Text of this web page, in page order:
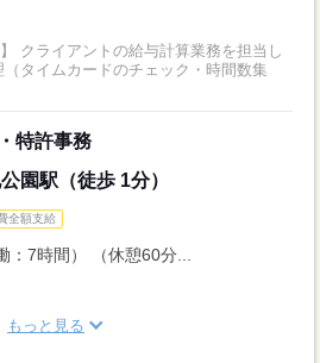
クライアントの給与計算業務を担当し
タイムカードのチェック・時間数集
特許事務
園駅（徒歩 1分）
全額支給
7時間） （休憩60分...
もっと見る